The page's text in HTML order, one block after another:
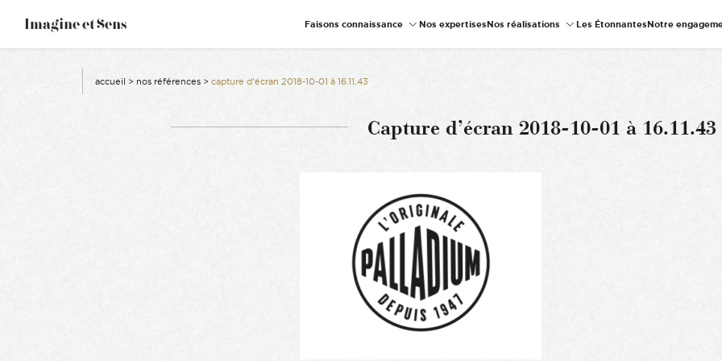
Imagine et Sens–
Événementiel
Communicants
Faisons connaissance Nos expertisesNos réalisations Les ÉtonnantesNotre
accueil > nos références > capture d’écran 2018-10-01 à 16.11.43
Capture d’écran 2018-10-01 à 16.11.43